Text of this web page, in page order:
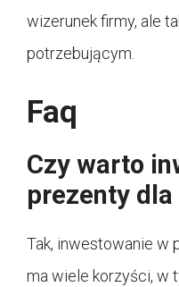
wizerunek firmy, ale
potrzebującym.
Faq
Czy warto
prezenty
Tak, inwestowanie w
ma wiele korzyści, w